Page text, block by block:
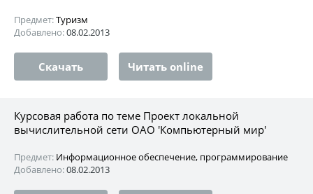
Предмет:Туризм
Добавлено:08.02.2013
Скачать Читать online
Курсовая работа по теме Проект локальной
вычислительной сети ОАО 'Компьютерный мир'
Предмет: Информационное обеспечение, программирование
Добавлено:08.02.2013